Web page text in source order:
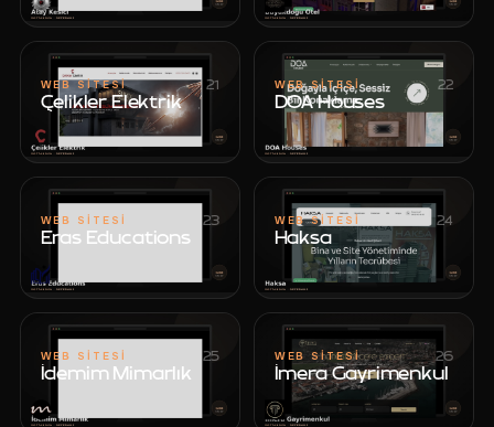
WEB SITESI 21
Çelikler Elektrik
Çelikler Elektrik
WEB SITESI 22
DOA Houses
DOA Houses
WEB SITESI 23
Eras Educations
WEB SITESI 24
Haksa
Haksa
WEB SITESI 25
İdemim Mimarlık
WEB SITESI 26
İmera Gayrimenkul
İmera Gayrimenkul